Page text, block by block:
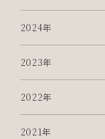
2024年
2023年
2022年
2021年